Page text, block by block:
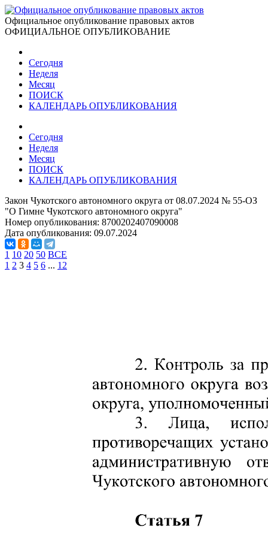
Официальное опубликование правовых актов
ОФИЦИАЛЬНОЕ ОПУБЛИКОВАНИЕ
Сегодня
Неделя
Месяц
ПОИСК
КАЛЕНДАРЬ ОПУБЛИКОВАНИЯ
Сегодня
Неделя
Месяц
ПОИСК
КАЛЕНДАРЬ ОПУБЛИКОВАНИЯ
Закон Чукотского автономного округа от 08.07.2024 № 55-ОЗ
"О Гимне Чукотского автономного округа"
Номер опубликования: 8700202407090008
Дата опубликования: 09.07.2024
1 10 20 50 ВСЕ
1 2 3 4 5 6 ... 12